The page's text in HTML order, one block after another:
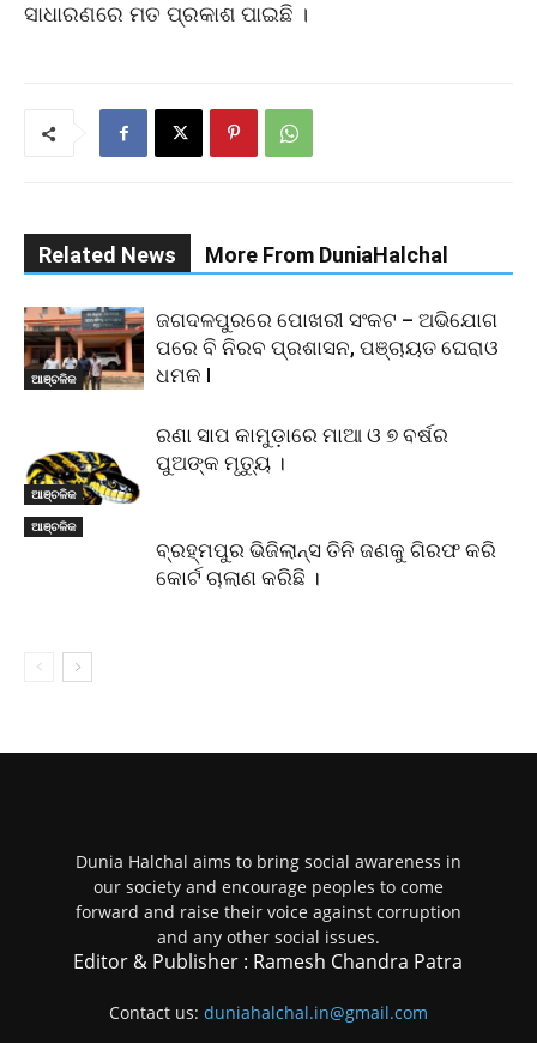
ସାଧାରଣରେ ମତ ପ୍ରକାଶ ପାଇଛି ।
Related News More From DuniaHalchal
ଆଞ୍ଚଳିକ
ଜଗଦଳପୁରରେ ପୋଖରୀ ସଂକଟ – ଅଭିଯୋଗ
ପରେ ବି ନିରବ ପ୍ରଶାସନ, ପଞ୍ଚାୟତ ଘେରାଓ
ଧମକ l
ଆଞ୍ଚଳିକ
ରଣା ସାପ କାମୁଡ଼ାରେ ମାଆ ଓ ୭ ବର୍ଷର
ପୁଅଙ୍କ ମୃତ୍ୟୁ ।
ଆଞ୍ଚଳିକ
ବ୍ରହ୍ମପୁର ଭିଜିଲାନ୍ସ ତିନି ଜଣକୁ ଗିରଫ କରି
କୋର୍ଟ ଚାଲାଣ କରିଛି ।
Dunia Halchal aims to bring social awareness in
our society and encourage peoples to come
forward and raise their voice against corruption
and any other social issues.
Editor & Publisher : Ramesh Chandra Patra
Contact us: duniahalchal.in@gmail.com